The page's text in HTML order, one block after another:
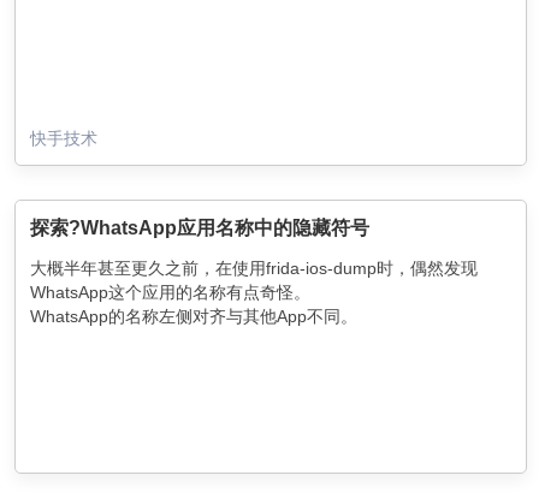
快手技术
探索?WhatsApp应用名称中的隐藏符号
大概半年甚至更久之前，在使用frida-ios-dump时，偶然发现
WhatsApp这个应用的名称有点奇怪。
WhatsApp的名称左侧对齐与其他App不同。